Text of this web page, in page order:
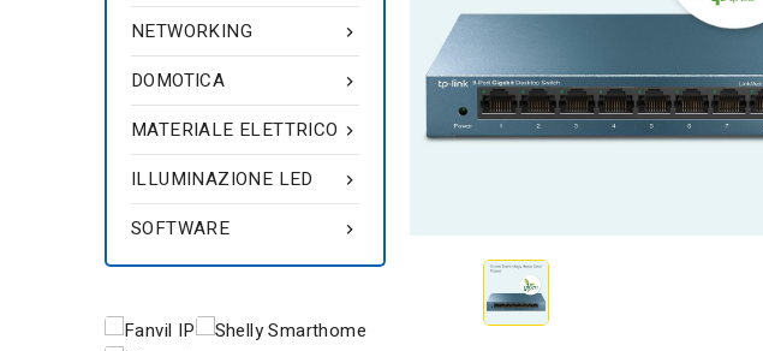

NETWORKING

DOMOTICA

MATERIALE ELETTRICO

ILLUMINAZIONE LED

SOFTWARE